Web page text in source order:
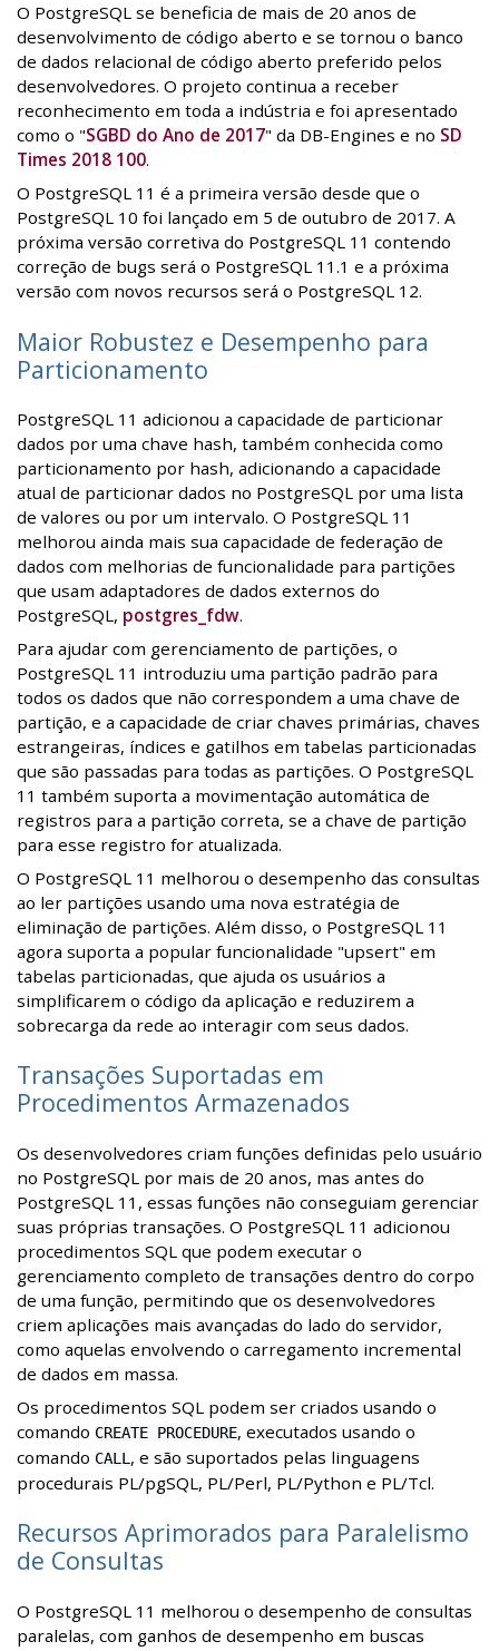
O PostgreSQL se beneficia de mais de 20 anos de
desenvolvimento de código aberto e se tornou o banco
de dados relacional de código aberto preferido pelos
desenvolvedores. O projeto continua a receber
reconhecimento em toda a indústria e foi apresentado
como o "SGBD do Ano de 2017" da DB-Engines e no SD
Times 2018 100.
O PostgreSQL 11 é a primeira versão desde que o
PostgreSQL 10 foi lançado em 5 de outubro de 2017. A
próxima versão corretiva do PostgreSQL 11 contendo
correção de bugs será o PostgreSQL 11.1 e a próxima
versão com novos recursos será o PostgreSQL 12.
Maior Robustez e Desempenho para
Particionamento
PostgreSQL 11 adicionou a capacidade de particionar
dados por uma chave hash, também conhecida como
particionamento por hash, adicionando a capacidade
atual de particionar dados no PostgreSQL por uma lista
de valores ou por um intervalo. O PostgreSQL 11
melhorou ainda mais sua capacidade de federação de
dados com melhorias de funcionalidade para partições
que usam adaptadores de dados externos do
PostgreSQL, postgres_fdw.
Para ajudar com gerenciamento de partições, o
PostgreSQL 11 introduziu uma partição padrão para
todos os dados que não correspondem a uma chave de
partição, e a capacidade de criar chaves primárias, chaves
estrangeiras, índices e gatilhos em tabelas particionadas
que são passadas para todas as partições. O PostgreSQL
11 também suporta a movimentação automática de
registros para a partição correta, se a chave de partição
para esse registro for atualizada.
O PostgreSQL 11 melhorou o desempenho das consultas
ao ler partições usando uma nova estratégia de
eliminação de partições. Além disso, o PostgreSQL 11
agora suporta a popular funcionalidade "upsert" em
tabelas particionadas, que ajuda os usuários a
simplificarem o código da aplicação e reduzirem a
sobrecarga da rede ao interagir com seus dados.
Transações Suportadas em
Procedimentos Armazenados
Os desenvolvedores criam funções definidas pelo usuário
no PostgreSQL por mais de 20 anos, mas antes do
PostgreSQL 11, essas funções não conseguiam gerenciar
suas próprias transações. O PostgreSQL 11 adicionou
procedimentos SQL que podem executar o
gerenciamento completo de transações dentro do corpo
de uma função, permitindo que os desenvolvedores
criem aplicações mais avançadas do lado do servidor,
como aquelas envolvendo o carregamento incremental
de dados em massa.
Os procedimentos SQL podem ser criados usando o
comando CREATE PROCEDURE, executados usando o
comando CALL , e são suportados pelas linguagens
procedurais PL/pgSQL, PL/Perl, PL/Python e PL/Tcl.
Recursos Aprimorados para Paralelismo
de Consultas
O PostgreSQL 11 melhorou o desempenho de consultas
paralelas, com ganhos de desempenho em buscas